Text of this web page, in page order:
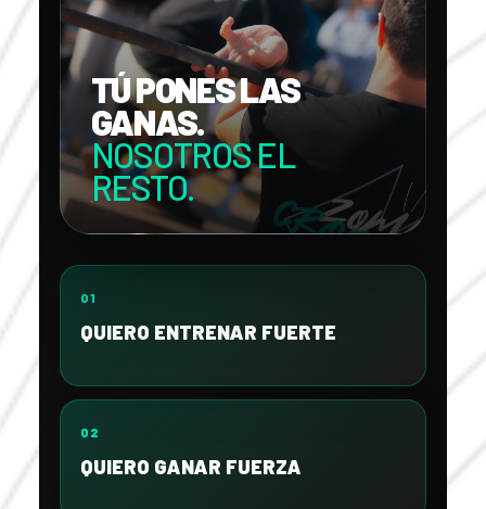
TÚ PONES LAS
GANAS.
NOSOTROS EL
RESTO.
01
QUIERO ENTRENAR FUERTE
02
QUIERO GANAR FUERZA